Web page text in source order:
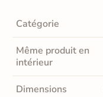
Catégorie
Même produit en
intérieur
Dimensions